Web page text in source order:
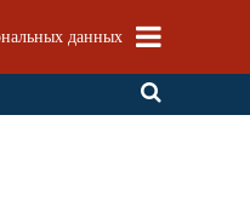
данных